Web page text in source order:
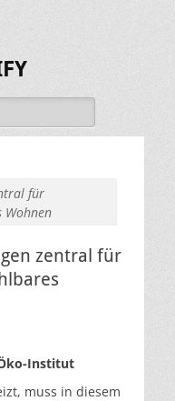
für
Wohnen
zentral für
Institut
muss in diesem